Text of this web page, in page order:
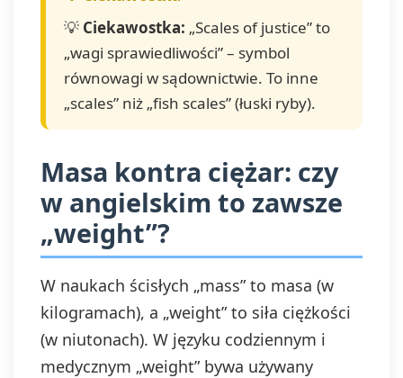
💡 Ciekawostka: „Scales of justice” to
„wagi sprawiedliwości” – symbol
równowagi w sądownictwie. To inne
„scales” niż „fish scales” (łuski ryby).
Masa kontra ciężar: czy
w angielskim to zawsze
„weight”?
W naukach ścisłych „mass” to masa (w
kilogramach), a „weight” to siła ciężkości
(w niutonach). W języku codziennym i
medycznym „weight” bywa używany